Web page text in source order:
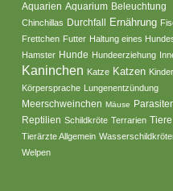
Aquarien Aquarium Beleuchtung
Chinchillas Durchfall Ernährung
Frettchen Futter Haltung eines
Hamster Hunde Hundeerziehung
Kaninchen Katze Katzen
Körpersprache Lungenentzündung
Meerschweinchen Mäuse
Reptilien Schildkröte Terrarien Tiere
Tierärzte Allgemein
Welpen